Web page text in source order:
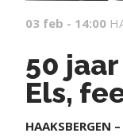
03 feb - 14:00
50
Els,